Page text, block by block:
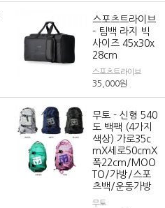
스포츠트라이브
- 팀백 라지 빅
사이즈 45x30x
28cm
스포츠트라이브
35,000원
무토 - 신형 540
도 백팩 (4가지
색상) 가로35c
mX세로50cmX
폭22cm/MOO
TO/가방/스포
츠백/운동가방
무토